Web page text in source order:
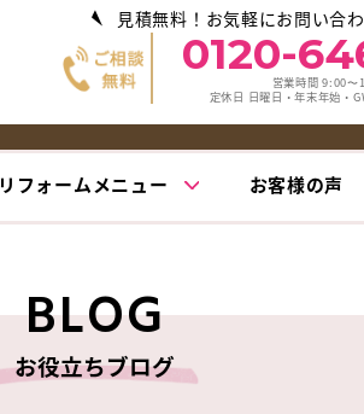
見積無料！お気軽にお問い合
0120-
営業時間 9:00〜
定休日 日曜日・年末年始・
リフォームメニュー お客様の声
BLOG
お役立ちブログ